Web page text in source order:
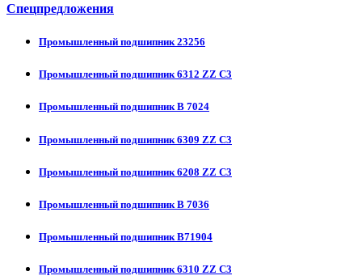
Спецпредложения
Промышленный подшипник 23256
Промышленный подшипник 6312 ZZ C3
Промышленный подшипник В 7024
Промышленный подшипник 6309 ZZ C3
Промышленный подшипник 6208 ZZ C3
Промышленный подшипник В 7036
Промышленный подшипник В71904
Промышленный подшипник 6310 ZZ C3